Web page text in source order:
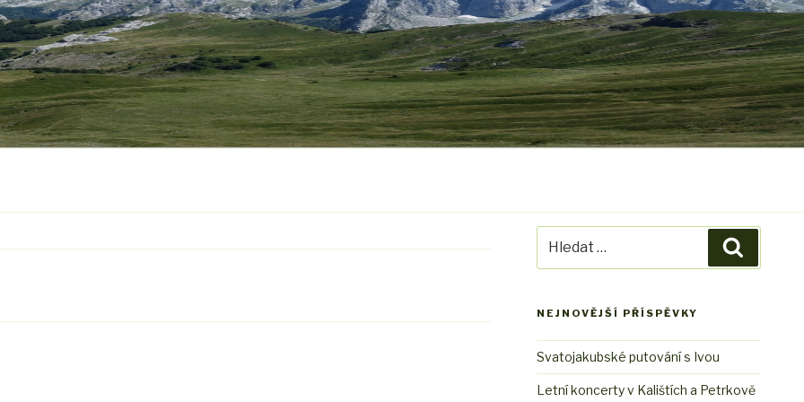
NEJNOVĚJŠÍ PŘÍSPĚVKY
Svatojakubské putování s Ivou
Letní koncerty v Kalištích a Petrkově